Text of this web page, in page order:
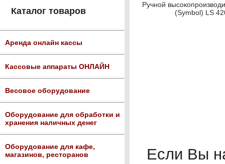
Каталог товаров
Аренда онлайн кассы
Кассовые аппараты ОНЛАЙН
Весовое оборудование
Оборудование для обработки и
хранения наличных денег
Оборудование для кафе,
магазинов, ресторанов
Ручной
(Symbol) LS
Если Вы